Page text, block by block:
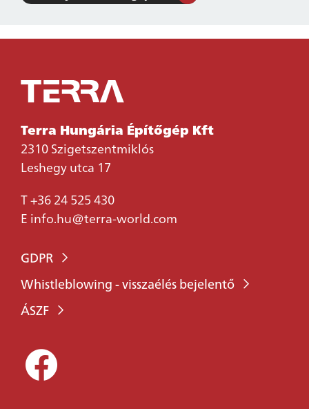
Terra Hungária Építőgép Kft
2310 Szigetszentmiklós
Leshegy utca 17
T+36 24 525 430
E info.hu@terra-world.com
GDPR
Whistleblowing - visszaélés bejelentő
ÁSZF